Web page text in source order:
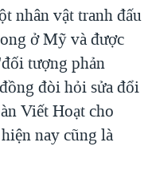
nhân vật tranh đấu
ở Mỹ và được
tượng phản
đòi hỏi sửa đổi
Viết Hoạt cho
nay cũng là